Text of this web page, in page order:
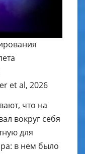
et al, 2026
что на
вокруг себя
для
в нем было